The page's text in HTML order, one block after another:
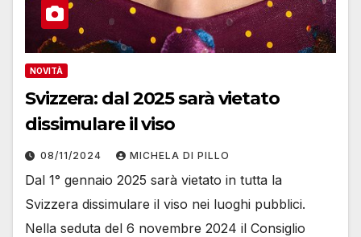
NOVITÀ
Svizzera: dal 2025 sarà vietato
dissimulare il viso
08/11/2024 MICHELA DI PILLO
Dal 1° gennaio 2025 sarà vietato in tutta la
Svizzera dissimulare il viso nei luoghi pubblici.
Nella seduta del 6 novembre 2024 il Consiglio